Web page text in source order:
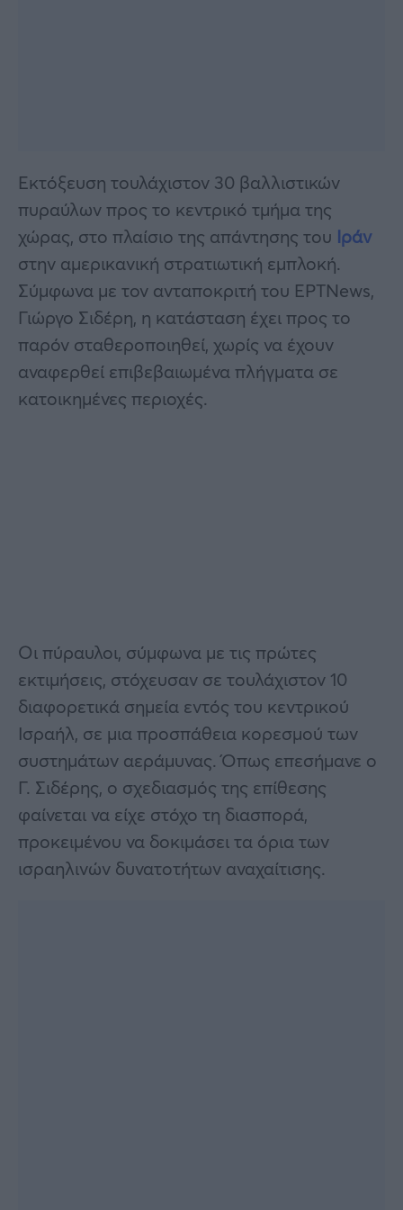
Εκτόξευση τουλάχιστον 30 βαλλιστικών
πυραύλων προς το κεντρικό τμήμα της
χώρας, στο πλαίσιο της απάντησης του Ιράν
στην αμερικανική στρατιωτική εμπλοκή.
Σύμφωνα με τον ανταποκριτή του ΕΡΤNews,
Γιώργο Σιδέρη, η κατάσταση έχει προς το
παρόν σταθεροποιηθεί, χωρίς να έχουν
αναφερθεί επιβεβαιωμένα πλήγματα σε
κατοικημένες περιοχές.
Οι πύραυλοι, σύμφωνα με τις πρώτες
εκτιμήσεις, στόχευσαν σε τουλάχιστον 10
διαφορετικά σημεία εντός του κεντρικού
Ισραήλ, σε μια προσπάθεια κορεσμού των
συστημάτων αεράμυνας. Όπως επεσήμανε ο
Γ. Σιδέρης, ο σχεδιασμός της επίθεσης
φαίνεται να είχε στόχο τη διασπορά,
προκειμένου να δοκιμάσει τα όρια των
ισραηλινών δυνατοτήτων αναχαίτισης.